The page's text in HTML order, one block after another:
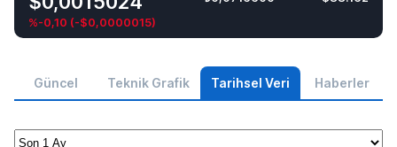
%-0,10 (-$0,0000015)
Güncel Teknik Grafik Tarihsel Veri Haberler